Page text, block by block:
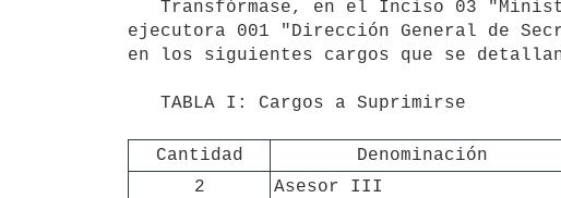
ejecutora 001 "Dirección General de
en los siguientes cargos que se
Cantidad Denominación
2
Asesor III